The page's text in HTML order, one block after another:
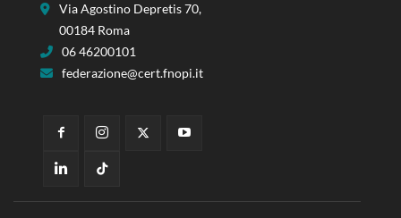
Via Agostino Depretis 70,
00184 Roma
06 46200101
federazione@cert.fnopi.it